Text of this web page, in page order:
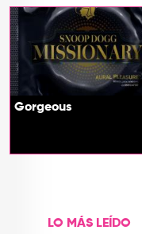
Gorgeous
LO MÁS LEÍDO